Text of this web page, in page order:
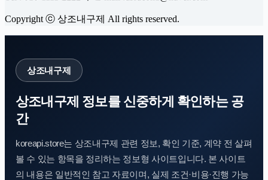
Copyright ⓒ 상조내구제 All rights reserved.
상조내구제
상조내구제 정보를 신중하게 확인하는 공
간
koreapi.store는 상조내구제 관련 정보, 확인 기준, 계약 전 살펴
볼 수 있는 항목을 정리하는 정보형 사이트입니다. 본 사이트
의 내용은 일반적인 참고 자료이며, 실제 조건·비용·진행 가능